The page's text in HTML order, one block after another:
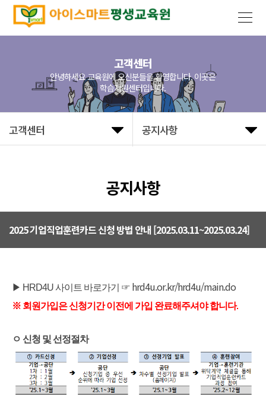
고객센터
안녕하세요 교육원에 오신분들을 환영합니다. 이곳은
학습지원센터입니다.
고객센터 공지사항
공지사항
2025 기업직업훈련카드 신청 방법 안내 [2025.03.11~2025.03.24]
▶ HRD4U 사이트 바로가기 ☞ hrd4u.or.kr/hrd4u/main.do
※ 회원가입은 신청기간 이전에 가입 완료해주셔야 합니다.
ㅇ 신청 및 선정절차